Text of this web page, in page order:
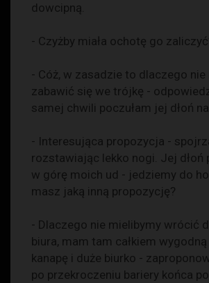
dowcipną.
- Czyżby miała ochotę go
- Cóż, w zasadzie to dlaczego nie
zabawić się we trójkę -
samej chwili poczułam jej dłoń
- Interesująca propozycja -
rozstawiając lekko nogi. Jej dłoń
w górę moich ud - jedziemy do
masz jaką inną propozycję?
- Dlaczego nie mielibymy wrócić
biura, mam tam całkiem
kanapę i duże biurko -
po przekroczeniu bariery końca